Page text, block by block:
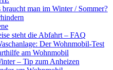
man im Winter / Sommer?
steht die Abfahrt – FAQ
Der Wohnmobil-Test
am Wohnmobil
– Tip zum Anheizen